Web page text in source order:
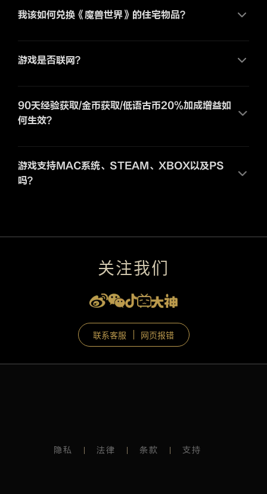
我该如何兑换《魔兽世界》的住宅物品？
游戏是否联网？
90天经验获取/金币获取/低语古币20%加成增益如
何生效？
游戏支持MAC系统、STEAM、XBOX以及PS
吗？
关注我们
联系客服 网页报错
隐私 法律 条款 支持